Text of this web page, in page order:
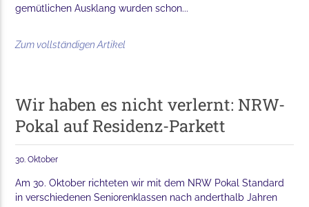
gemütlichen Ausklang wurden schon...
Zum vollständigen Artikel
Wir haben es nicht verlernt: NRW-
Pokal auf Residenz-Parkett
30. Oktober
Am 30. Oktober richteten wir mit dem NRW Pokal Standard
in verschiedenen Seniorenklassen nach anderthalb Jahren